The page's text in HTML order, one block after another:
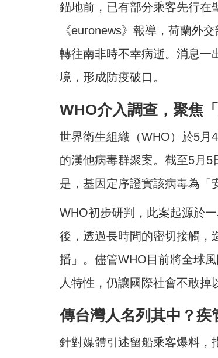
錨地前，已有部分乘客先行在
《euronews》報導，荷蘭外
轉往南非時不幸病逝。消息一
境，形成防疫破口。
WHO介入調查， 聚焦
世界衛生組織（WHO）於5月
的漢他病毒群聚案。截至5月
是，基因定序證實該病毒為「
WHO初步研判，此案起源於
後，透過長時間的密切接觸，
播」。儘管WHO目前將全球
人特性，仍讓國際社會不敢掉
傳台灣人名列其中？疾
針對媒體引述留船乘客爆料，